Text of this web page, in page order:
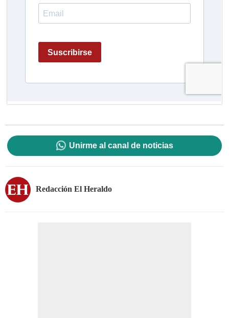
Unirme al canal de noticias
Redacción El Heraldo